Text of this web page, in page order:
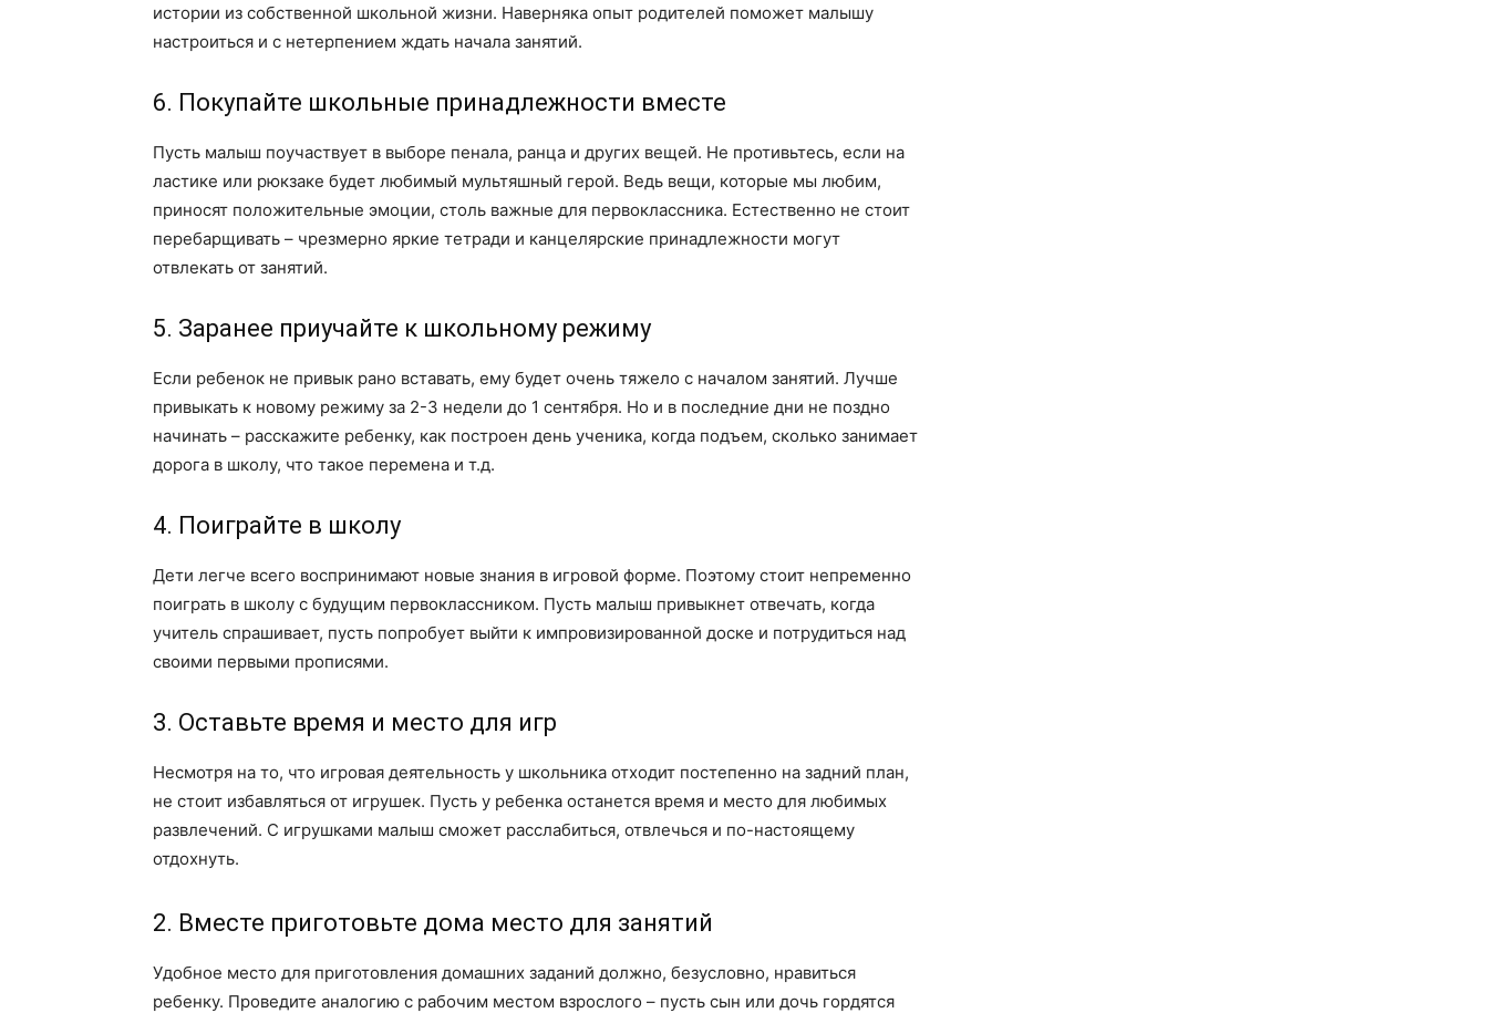
истории из собственной школьной жизни. Наверняка опыт родителей поможет малышу
настроиться и с нетерпением ждать начала занятий.
6. Покупайте школьные принадлежности вместе
Пусть малыш поучаствует в выборе пенала, ранца и других вещей. Не противьтесь, если на
ластике или рюкзаке будет любимый мультяшный герой. Ведь вещи, которые мы любим,
приносят положительные эмоции, столь важные для первоклассника. Естественно не стоит
перебарщивать – чрезмерно яркие тетради и канцелярские принадлежности могут
отвлекать от занятий.
5. Заранее приучайте к школьному режиму
Если ребенок не привык рано вставать, ему будет очень тяжело с началом занятий. Лучше
привыкать к новому режиму за 2-3 недели до 1 сентября. Но и в последние дни не поздно
начинать – расскажите ребенку, как построен день ученика, когда подъем, сколько занимает
дорога в школу, что такое перемена и т.д.
4. Поиграйте в школу
Дети легче всего воспринимают новые знания в игровой форме. Поэтому стоит непременно
поиграть в школу с будущим первоклассником. Пусть малыш привыкнет отвечать, когда
учитель спрашивает, пусть попробует выйти к импровизированной доске и потрудиться над
своими первыми прописями.
3. Оставьте время и место для игр
Несмотря на то, что игровая деятельность у школьника отходит постепенно на задний план,
не стоит избавляться от игрушек. Пусть у ребенка останется время и место для любимых
развлечений. С игрушками малыш сможет расслабиться, отвлечься и по-настоящему
отдохнуть.
2. Вместе приготовьте дома место для занятий
Удобное место для приготовления домашних заданий должно, безусловно, нравиться
ребенку. Проведите аналогию с рабочим местом взрослого – пусть сын или дочь гордятся